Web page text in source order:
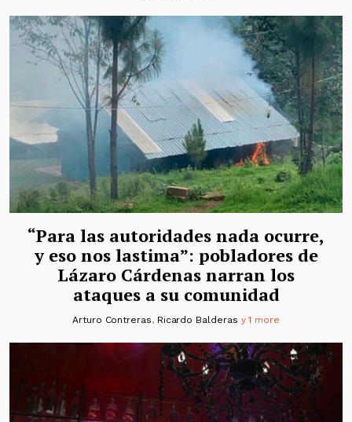
“Para las autoridades nada ocurre,
y eso nos lastima”: pobladores de
Lázaro Cárdenas narran los
ataques a su comunidad
Arturo Contreras, Ricardo Balderas y 1 more